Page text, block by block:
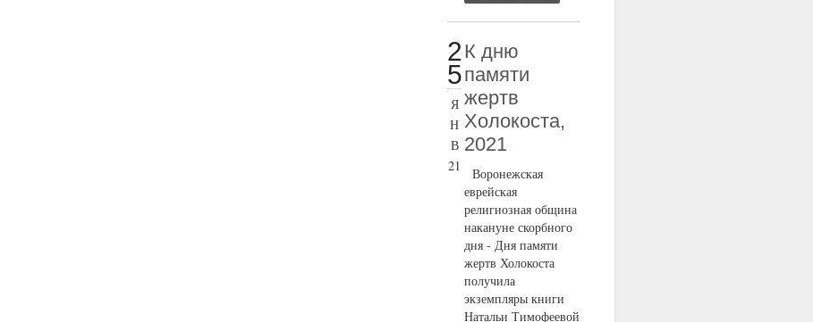
2
5
Я
Н
В
21
К дню
памяти
жертв
Холокоста,
2021
Воронежская
еврейская
религиозная община
накануне скорбного
дня - Дня памяти
жертв Холокоста
получила
экземпляры книги
Натальи Тимофеевой